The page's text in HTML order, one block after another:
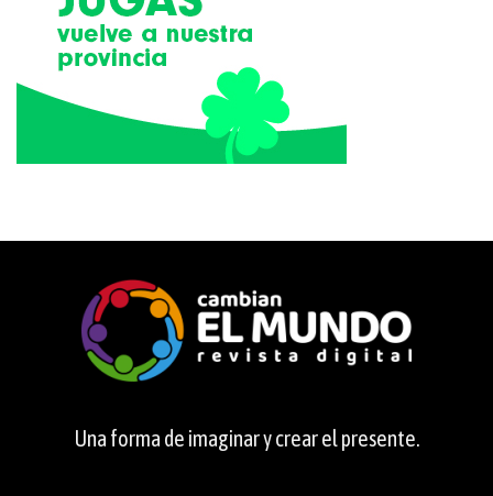
Una forma de imaginar y crear el presente.